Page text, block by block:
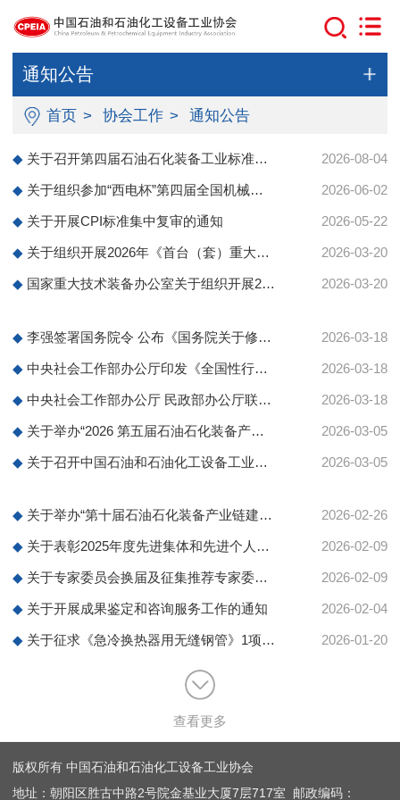
通知公告
首页 > 协会工作 > 通知公告
◆ 关于召开第四届石油石化装备工业标准化大会的通知 2026-08-04
◆ 关于组织参加“西电杯”第四届全国机械工业产品质量创新大赛的通知 2026-06-02
◆ ​关于开展CPI标准集中复审的通知 2026-05-22
◆ 关于组织开展2026年《首台（套）重大技术装备推广应用指导目录》修订建议征集工作的函 2026-03-20
◆ 国家重大技术装备办公室关于组织开展2026年《首台（套）重大技术装备推广应用指导目录》修订建议征集工作的通知 2026-03-20
◆ 李强签署国务院令 公布《国务院关于修改〈社会团体登记管理条例〉的决定》 2026-03-18
◆ 中央社会工作部办公厅印发《全国性行业协会商会负责人退出办法（试行）》 2026-03-18
◆ 中央社会工作部办公厅 民政部办公厅联合印发《行业协会商会名誉职务设立管理办法（试行）》 2026-03-18
◆ 关于举办“2026 第五届石油石化装备产业科技大会暨 科技创新成果展览会”的通知 2026-03-05
◆ 关于召开中国石油和石油化工设备工业协会第十届会员代表大会会议的通知 2026-03-05
◆ 关于举办“第十届石油石化装备产业链建设与发展大会”的通知 2026-02-26
◆ 关于表彰2025年度先进集体和先进个人的决定 2026-02-09
◆ 关于专家委员会换届及征集推荐专家委专家库成员的通知 2026-02-09
◆ 关于开展成果鉴定和咨询服务工作的通知 2026-02-04
◆ 关于征求《急冷换热器用无缝钢管》1项团体标准意见的函 2026-01-20
查看更多
版权所有 中国石油和石油化工设备工业协会
地址：朝阳区胜古中路2号院金基业大厦7层717室 邮政编码：